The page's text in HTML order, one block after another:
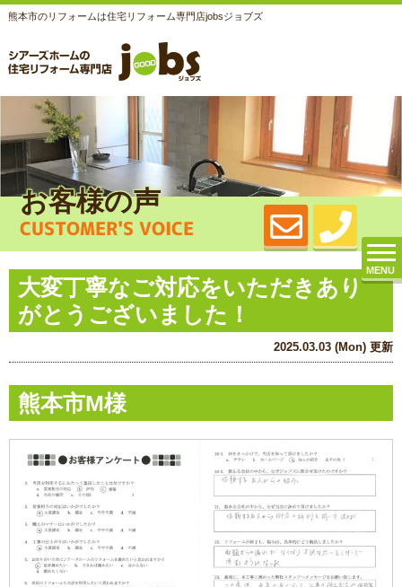
熊本市のリフォームは住宅リフォーム専門店jobsジョブズ
MENU
お客様の声
CUSTOMER'S VOICE
大変丁寧なご対応をいただきあり
がとうございました！
2025.03.03 (Mon) 更新
熊本市M様